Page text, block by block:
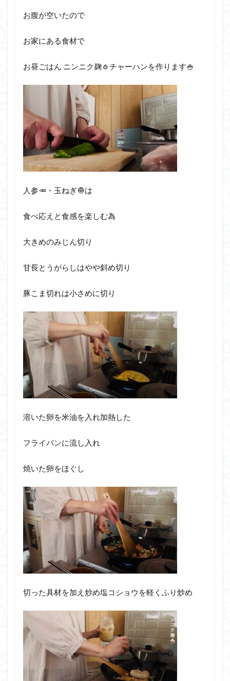
お腹が空いたので
お家にある食材で
お昼ごはん ニンニク麹🧄チャーハンを作ります🍚
人参🥕・玉ねぎ🧅は
食べ応えと食感を楽しむ為
大きめのみじん切り
甘長とうがらしはやや斜め切り
豚こま切れは小さめに切り
溶いた卵を米油を入れ加熱した
フライパンに流し入れ
焼いた卵をほぐし
切った具材を加え炒め塩コショウを軽くふり炒め